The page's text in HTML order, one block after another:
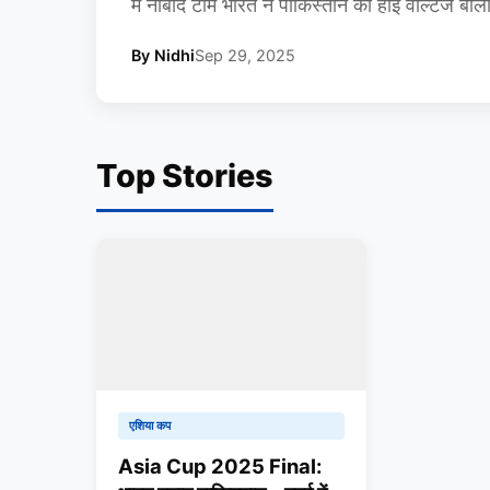
में नाबाद टीम भारत ने पाकिस्तान को हाई वोल्टेज
By NidhiSep 29, 2025
Top Stories
एशिया कप
Asia Cup 2025 Final: